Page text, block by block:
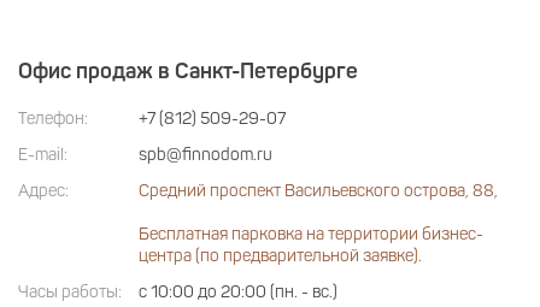
Офис продаж в Санкт-Петербурге
Телефон:
+7 (812) 509-29-07
E-mail:
spb@finnodom.ru
Адрес:
Средний проспект Васильевского острова, 88,
Бесплатная парковка на территории бизнес-
центра (по предварительной заявке).
Часы работы:
с 10:00 до 20:00 (пн. - вс.)